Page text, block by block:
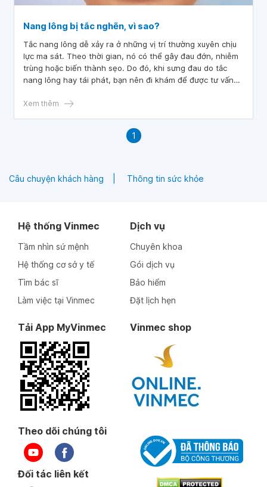
Nang lông bị tắc nghẽn, vì sao?
Tắc nang lông dễ xảy ra ở những vị trí thường xuyên chịu
lực ma sát. Theo thời gian, nó có thể gây đau đớn, nhiễm
trùng hoặc biến thành sẹo. Do đó, khi sưng đau do tắc
nang lông hay tái phát, bạn nên đi khám để được tư vấn
mạnh và săn chắc hơn.
Xem thêm
1
Câu chuyện khách hàng Thông tin sức khỏe
Hệ thống Vinmec
Tầm nhìn sứ mệnh
Hệ thống cơ sở y tế
Tìm bác sĩ
Làm việc tại Vinmec
Dịch vụ
Chuyên khoa
Gói dịch vụ
Bảo hiểm
Đặt lịch hẹn
Tải App MyVinmec Vinmec shop
Theo dõi chúng tôi
Đối tác liên kết